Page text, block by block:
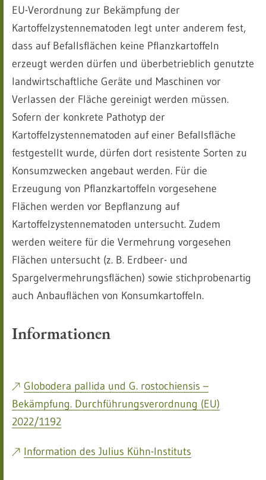
EU-Verordnung zur Bekämpfung der
Kartoffelzystennematoden legt unter anderem fest,
dass auf Befallsflächen keine Pflanzkartoffeln
erzeugt werden dürfen und überbetrieblich genutzte
landwirtschaftliche Geräte und Maschinen vor
Verlassen der Fläche gereinigt werden müssen.
Sofern der konkrete Pathotyp der
Kartoffelzystennematoden auf einer Befallsfläche
festgestellt wurde, dürfen dort resistente Sorten zu
Konsumzwecken angebaut werden. Für die
Erzeugung von Pflanzkartoffeln vorgesehene
Flächen werden vor Bepflanzung auf
Kartoffelzystennematoden untersucht. Zudem
werden weitere für die Vermehrung vorgesehen
Flächen untersucht (z. B. Erdbeer- und
Spargelvermehrungsflächen) sowie stichprobenartig
auch Anbauflächen von Konsumkartoffeln.
Informationen
Globodera pallida und G. rostochiensis –
Bekämpfung. Durchführungsverordnung (EU)
2022/1192
Information des Julius Kühn-Instituts